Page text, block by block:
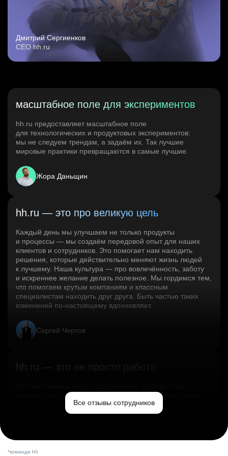
Дмитрий Сергиенков
CEO hh.ru
масштабное поле для экспериментов
hh.ru предоставляет масштабное поле
для технологических и продуктовых экспериментов:
мы не следуем трендам, а задаём их. Так лучшие
мировые практики превращаются в самые лучшие.
Жора Даньщин
hh.ru — это про великую цель
Каждый день мы улучшаем не только продукты
и процессы — мы создаём передовой опыт для наших
клиентов и сотрудников. Это помогает нам находить
решения, которые действительно меняют жизнь людей
к лучшему. Наша культура — про вовлечённость, заботу
и искреннее желание делать полезное. Мы гордимся тем,
что помогаем крутым компаниям и классным
специалистам находить друг друга. Быть частью таких
изменений по‑настоящему вдохновляет.
Сергей Чертов
hh.ru — это не просто работа
свободы. Мы помогаем миру и создаём лучший сервис
по поиску работы в стране.Все отзывы сотрудников
*команда hh